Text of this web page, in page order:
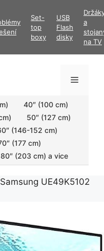
Set-
top
boxy
USB
Flash
disky
a
na TV
Menu
40″ (100 cm)
50″ (127 cm)
(146-152 cm)
(177 cm)
80″ (203 cm) a vice
Samsung UE49K5102